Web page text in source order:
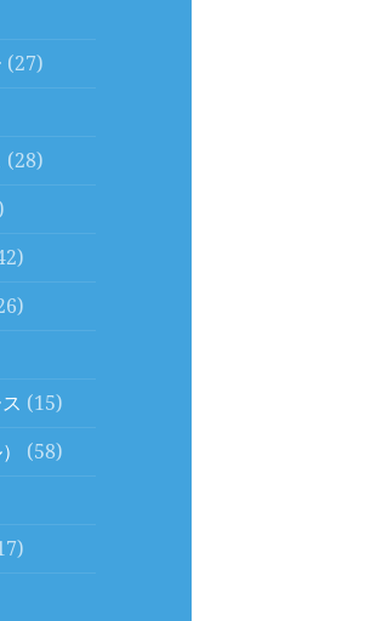
(27)
(28)
(15)
(58)